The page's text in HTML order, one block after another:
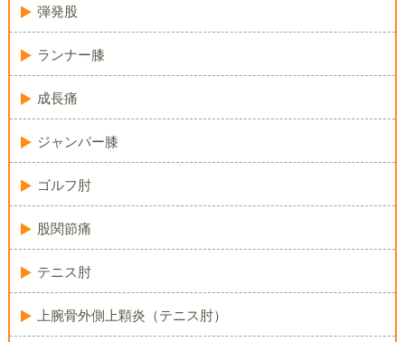
弾発股
ランナー膝
成長痛
ジャンパー膝
ゴルフ肘
股関節痛
テニス肘
上腕骨外側上顆炎（テニス肘）